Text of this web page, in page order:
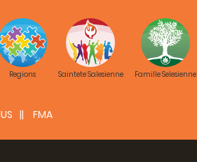
Luoghi Salesiani
Regions Saintete Salesienne Famille Selesienne
FMA